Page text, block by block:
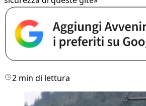
2 min di lettura